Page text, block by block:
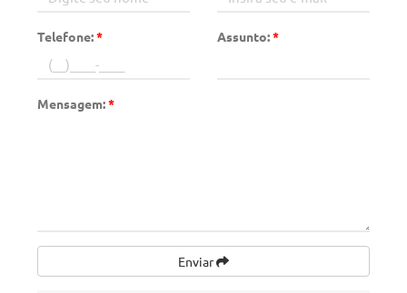
Telefone:* Assunto:*
Mensagem:*
Enviar